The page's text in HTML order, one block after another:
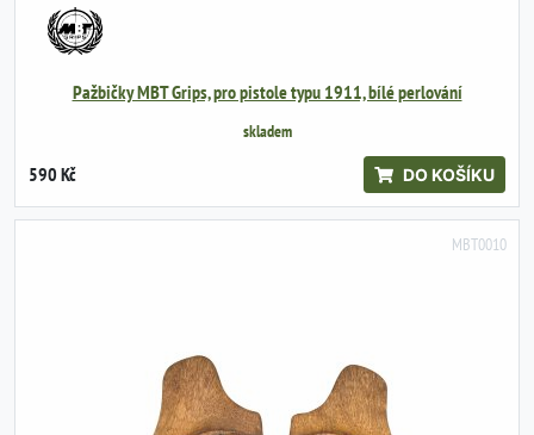
Pažbičky MBT Grips, pro pistole typu 1911, bílé perlování
skladem
590 Kč DO KOŠÍKU
MBT0010